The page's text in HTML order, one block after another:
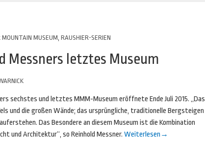
MOUNTAIN MUSEUM, RAUSHIER-SERIEN
Messners letztes Museum
sechstes und letztes MMM-Museum eröffnete Ende Juli 2015. „Das
und die großen Wände; das ursprüngliche, traditionelle Bergsteigen
Das Besondere an diesem Museum ist die Kombination
und Architektur“, so Reinhold Messner. Weiterlesen →